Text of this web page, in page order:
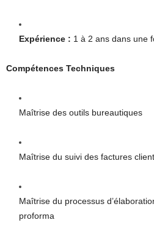
Expérience : 1 à 2 ans dans une
Compétences Techniques
Maîtrise des outils bureautiques
Maîtrise du suivi des factures
Maîtrise du processus
proforma